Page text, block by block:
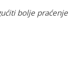
bolje praćenje